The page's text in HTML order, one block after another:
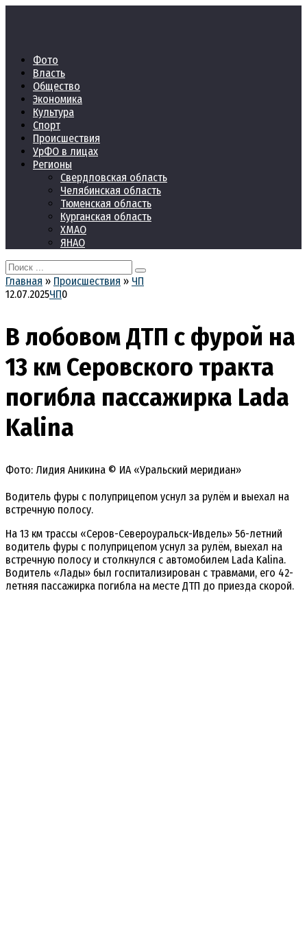
Фото
Власть
Общество
Экономика
Культура
Спорт
Происшествия
УрФО в лицах
Регионы
Свердловская область
Челябинская область
Тюменская область
Курганская область
ХМАО
ЯНАО
Search
for:
Главная » Происшествия » ЧП
12.07.2025ЧП0
В лобовом ДТП с фурой на
13 км Серовского тракта
погибла пассажирка Lada
Kalina
Фото: Лидия Аникина © ИА «Уральский меридиан»
Водитель фуры с полуприцепом уснул за рулём и выехал на
встречную полосу.
На 13 км трассы «Серов-Североуральск-Ивдель» 56-летний
водитель фуры с полуприцепом уснул за рулём, выехал на
встречную полосу и столкнулся с автомобилем Lada Kalina.
Водитель «Лады» был госпитализирован с травмами, его 42-
летняя пассажирка погибла на месте ДТП до приезда скорой.